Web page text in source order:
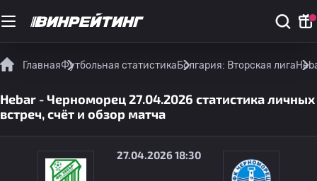
ГлавнаяФутбольная статистикаБолгария: Вторская лига
Hebar - Черноморец 27.04.2026 статистика личных
встреч, счёт и обзор матча
27.04.2026 18:30